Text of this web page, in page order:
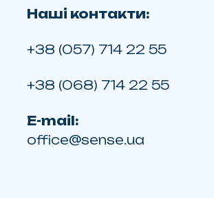
Наші контакти:
+38 (057) 714 22 55
+38 (068) 714 22 55
E-mail:
office@sense.ua